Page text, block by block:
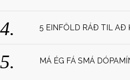
5 EINFÖLD RÁÐ TIL AÐ
MÁ ÉG FÁ SMÁ
r
: